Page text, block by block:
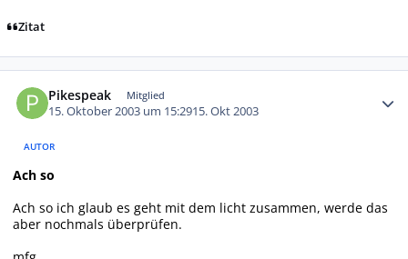
Zitat
Pikespeak Mitglied
15. Oktober 2003 um 15:2915. Okt 2003
AUTOR
Ach so
Ach so ich glaub es geht mit dem licht zusammen, werde das
aber nochmals überprüfen.